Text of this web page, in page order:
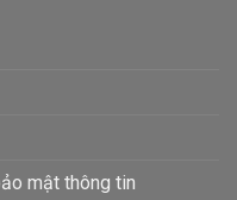
mật thông tin